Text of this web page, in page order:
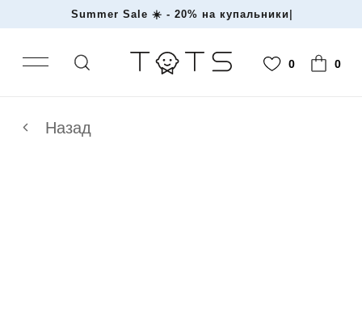
Summer Sale ☀️ - 20% на купал|